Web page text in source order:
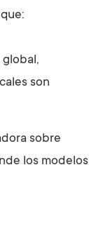
son
sobre
los modelos